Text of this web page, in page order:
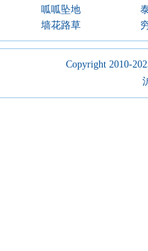
呱呱坠地
墙花路草
Copyright 2010-